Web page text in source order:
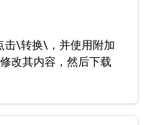
击\转换\，并使用附加
改其内容，然后下载